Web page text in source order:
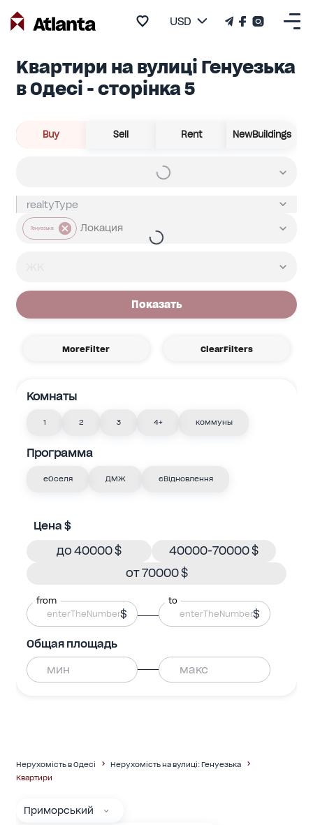
USD
Квартири на вулиці Генуезька
в Одесі - сторінка 5
Buy Sell Rent NewBuildings
Генуезька
Показать
MoreFilter ClearFilters
Комнаты
1 2 3 4+ коммуны
Программа
еОселя ДМЖ єВідновлення
Цена $
до 40000 $
40000-70000 $
от 70000 $
from
$
to
$
Общая площадь
Нерухомість в Одесі
Нерухомість на вулиці: Генуезька
Квартири
Приморський